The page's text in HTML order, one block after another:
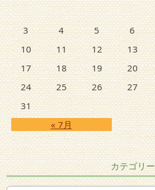
« 7月
3
4 5 6
10
11 12 13
17
18 19 20
24
25 26 27
31
カテゴリー